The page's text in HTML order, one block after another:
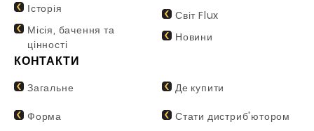
Історія
Місія, бачення та
цінності
Світ Flux
Новини
КОНТАКТИ
Загальне
Форма
Де купити
Стати дистриб'ютором